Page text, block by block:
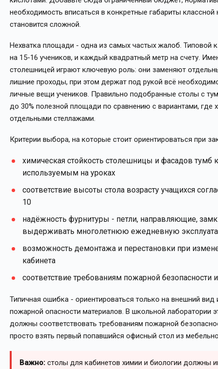
необходимость вписаться в конкретные габариты
становится сложной.
Нехватка площади - одна из самых частых жалоб. Типовой
на 15-16 учеников, и каждый квадратный метр на счету.
столешницей играют ключевую роль: они заменяют
лишние проходы, при этом держат под рукой всё
личные вещи учеников. Правильно подобранные столы с
до 30% полезной площади по сравнению с вариантами, где
отдельными стеллажами.
Критерии выбора, на которые стоит ориентироваться при
химическая стойкость столешницы и фасадов тумб
используемым на уроках
соответствие высоты стола возрасту учащихся
10
надёжность фурнитуры - петли, направляющие,
выдерживать многолетнюю ежедневную
возможность демонтажа и перестановки при
кабинета
соответствие требованиям пожарной
Типичная ошибка - ориентироваться только на внешний вид
пожарной опасности материалов. В школьной лаборатории
должны соответствовать требованиям пожарной
просто взять первый попавшийся офисный стол из
Важно: столы для кабинетов химии и биологии должны